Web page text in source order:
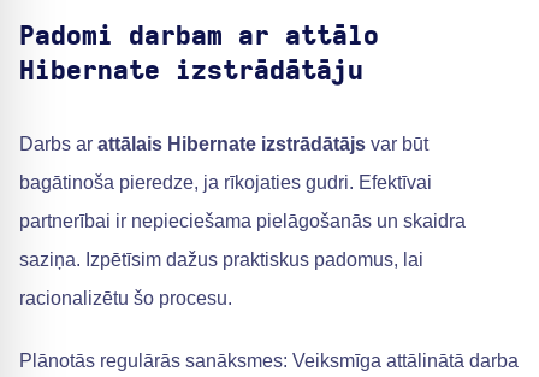
Padomi darbam ar attālo
Hibernate izstrādātāju
Darbs ar attālais Hibernate izstrādātājs var būt
bagātinoša pieredze, ja rīkojaties gudri. Efektīvai
partnerībai ir nepieciešama pielāgošanās un skaidra
saziņa. Izpētīsim dažus praktiskus padomus, lai
racionalizētu šo procesu.
Plānotās regulārās sanāksmes: Veiksmīga attālinātā darba